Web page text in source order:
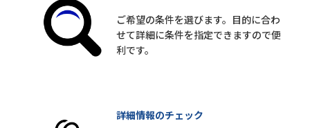
ご希望の条件を選びます。目的に合わ
せて詳細に条件を指定できますので便
利です。
詳細情報のチェック